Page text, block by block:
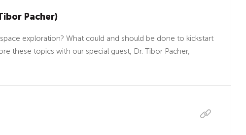
Pacher)
exploration? What could and should be done to kickstart
these topics with our special guest, Dr. Tibor Pacher,